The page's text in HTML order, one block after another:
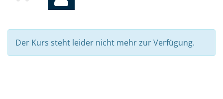
Der Kurs steht leider nicht mehr zur Verfügung.